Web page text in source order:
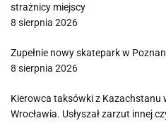
strażnicy miejscy
8 sierpnia 2026
Zupełnie nowy skatepark w
8 sierpnia 2026
Kierowca taksówki z Kazachstanu
Wrocławia. Usłyszał zarzut innej